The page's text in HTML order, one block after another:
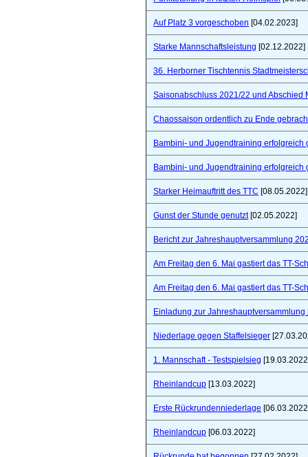
Auf Platz 3 vorgeschoben [04.02.2023]
Starke Mannschaftsleistung [02.12.2022]
36. Herborner Tischtennis
Saisonabschluss 2021/22 und Abschied
Chaossaison ordentlich zu Ende
Bambini- und Jugendtraining erfolgreich
Bambini- und Jugendtraining erfolgreich
Starker Heimauftritt des TTC [08.05.2022]
Gunst der Stunde genutzt[02.05.2022]
Bericht zur Jahreshauptversammlung
Am Freitag den 6. Mai gastiert das TT-
Am Freitag den 6. Mai gastiert das TT-
Einladung zur Jahreshauptversammlung
Niederlage gegen Staffelsieger
1. Mannschaft - Testspielsieg
Rheinlandcup [13.03.2022]
Erste Rückrundenniederlage
Rheinlandcup [06.03.2022]